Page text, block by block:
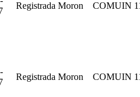
Registrada Moron COMUIN
Registrada Moron COMUIN